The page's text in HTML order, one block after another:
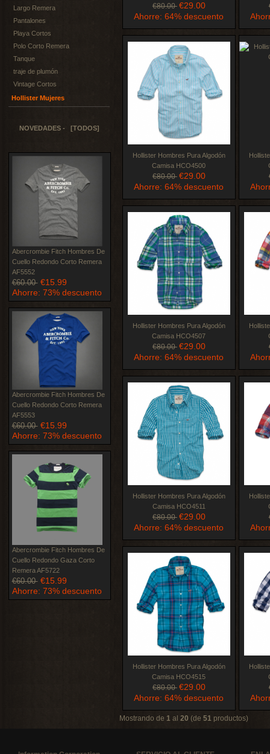
Largo Remera
Pantalones
Playa Cortos
Polo Corto Remera
Tanque
traje de plumón
Vintage Cortos
Hollister Mujeres
NOVEDADES - [TODOS]
Abercrombie Fitch Hombres De
Cuello Redondo Corto Remera
AF5552
€60.00 €15.99
Ahorre: 73% descuento
Abercrombie Fitch Hombres De
Cuello Redondo Corto Remera
AF5553
€60.00 €15.99
Ahorre: 73% descuento
Abercrombie Fitch Hombres De
Cuello Redondo Gaza Corto
Remera AF5722
€60.00 €15.99
Ahorre: 73% descuento
€80.00 €29.00
Ahorre: 64% descuento
Hollister Hombres Pura Algodón
Camisa HCO4500
€80.00 €29.00
Ahorre: 64% descuento
Hollister Hombres Pura Algodón
Camisa HCO4507
€80.00 €29.00
Ahorre: 64% descuento
Hollister Hombres Pura Algodón
Camisa HCO4511
€80.00 €29.00
Ahorre: 64% descuento
Hollister Hombres Pura Algodón
Camisa HCO4515
€80.00 €29.00
Ahorre: 64% descuento
Mostrando de 1 al 20 (de 51 productos)